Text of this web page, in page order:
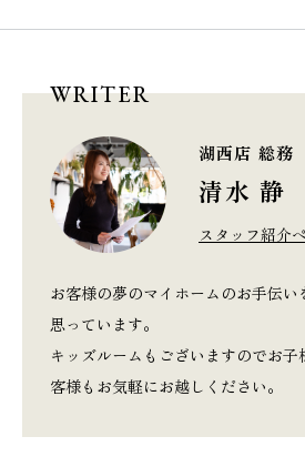
WRITER
湖西店 総務
清水 静
スタッフ紹介
お客様の夢のマイホームのお手伝い
思っています。
キッズルームもございますのでお
客様もお気軽にお越しください。